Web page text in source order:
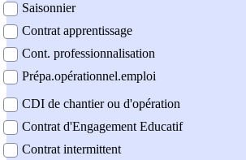
Saisonnier
Contrat apprentissage
Cont. professionnalisation
Prépa.opérationnel.emploi
CDI de chantier ou d'opération
Contrat d'Engagement Educatif
Contrat intermittent